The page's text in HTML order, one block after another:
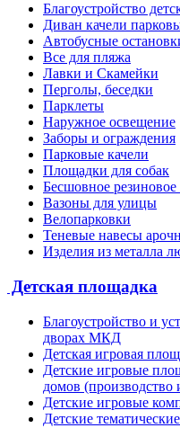
Благоустройство
Диван качели
Автобусные
Все для пляжа
Лавки и Скамейки
Перголы, беседки
Парклеты
Наружное освещение
Заборы и ограждения
Парковые качели
Площадки для собак
Бесшовное
Вазоны для улицы
Велопарковки
Теневые навесы
Изделия из металла
Детская площадка
Благоустройство и
дворах МКД
Детская игровая
Детские игровые
домов (производство
Детские игровые
Детские